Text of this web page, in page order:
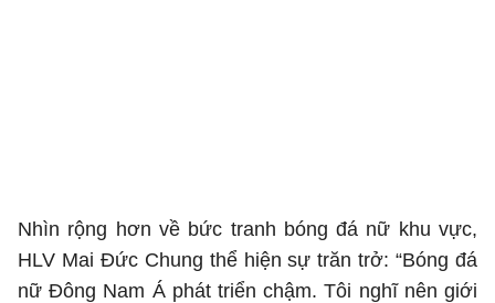
Nhìn rộng hơn về bức tranh bóng đá nữ khu vực,
HLV Mai Đức Chung thể hiện sự trăn trở: “Bóng đá
nữ Đông Nam Á phát triển chậm. Tôi nghĩ nên giới